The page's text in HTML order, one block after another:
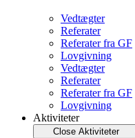
Vedtægter
Referater
Referater fra GF
Lovgivning
Vedtægter
Referater
Referater fra GF
Lovgivning
Aktiviteter
Close Aktiviteter